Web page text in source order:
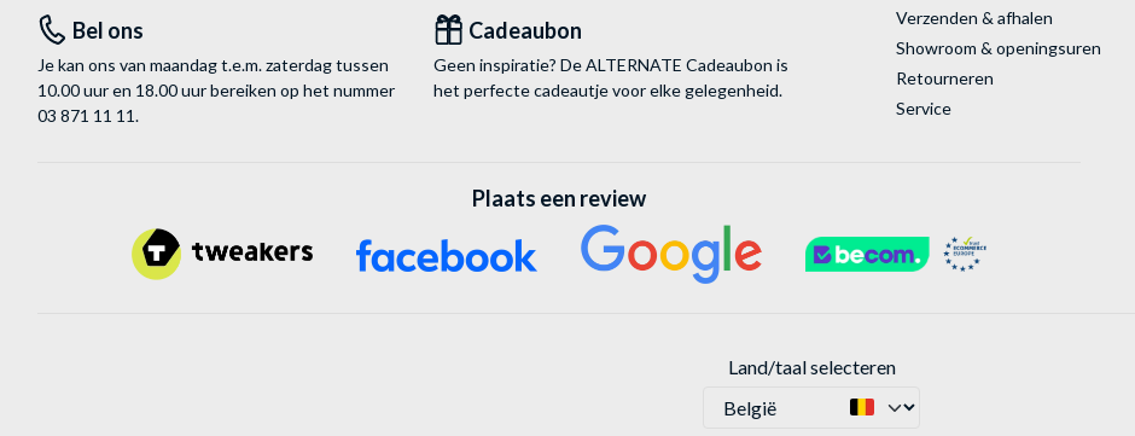
Bel ons
Je kan ons van maandag t.e.m. zaterdag tussen
10.00 uur en 18.00 uur bereiken op het nummer
03 871 11 11.
Cadeaubon
Geen inspiratie? De ALTERNATE Cadeaubon is
het perfecte cadeautje voor elke gelegenheid.
Verzenden & afhalen
Showroom & openingsuren
Retourneren
Service
Plaats een review
Land/taal selecteren